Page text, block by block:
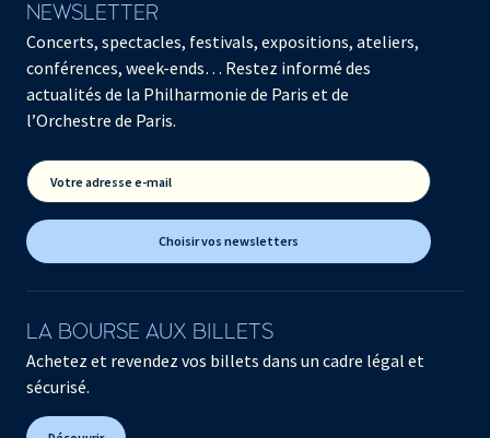
NEWSLETTER
Concerts, spectacles, festivals, expositions, ateliers,
conférences, week-ends… Restez informé des
actualités de la Philharmonie de Paris et de
l’Orchestre de Paris.
Votre adresse e-mail
Choisir vos newsletters
LA BOURSE AUX BILLETS
Achetez et revendez vos billets dans un cadre légal et
sécurisé.